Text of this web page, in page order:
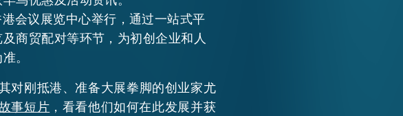
会议展览中心举行，通过一站式平
商贸配对等环节，为初创企业和人
。
对刚抵港、准备大展拳脚的创业家尤
事短片 ，看看他们如何在此发展并获